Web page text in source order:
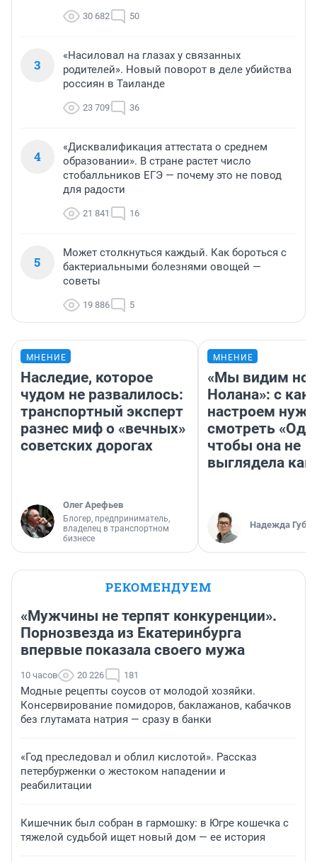
30 682 50
3
«Насиловал на глазах у связанных
родителей». Новый поворот в деле убийства
россиян в Таиланде
23 709 36
4
«Дисквалификация аттестата о среднем
образовании». В стране растет число
стобалльников ЕГЭ — почему это не повод
для радости
21 841 16
5
Может столкнуться каждый. Как бороться с
бактериальными болезнями овощей —
советы
19 886 5
МНЕНИЕ
Наследие, которое
чудом не развалилось:
транспортный эксперт
разнес миф о «вечных»
советских дорогах
Олег Арефьев
Блогер, предприниматель,
владелец в транспортном
бизнесе
МНЕНИЕ
«Мы видим
Нолана»: с
настроем
смотреть
чтобы она не
выглядела как
Надежда
РЕКОМЕНДУЕМ
«Мужчины не терпят конкуренции».
Порнозвезда из Екатеринбурга
впервые показала своего мужа
10 часов 20 226 181
Модные рецепты соусов от молодой хозяйки.
Консервирование помидоров, баклажанов, кабачков
без глутамата натрия — сразу в банки
«Год преследовал и облил кислотой». Рассказ
петербурженки о жестоком нападении и
реабилитации
Кишечник был собран в гармошку: в Югре кошечка с
тяжелой судьбой ищет новый дом — ее история